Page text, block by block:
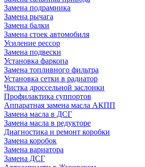
Замена подрамника
Замена рычага
Замена балки
Замена стоек автомобиля
Усиление рессор
Замена подвески
Установка фаркопа
Замена топливного фильтра
Установка сетки в радиатор
Чистка дроссельной заслонки
Профилактика суппортов
Аппаратная замена масла АКПП
Замена масла в ДСГ
Замена масла в редукторе
Диагностика и ремонт коробки
Замена коробок
Замена вариатора
Замена ДСГ